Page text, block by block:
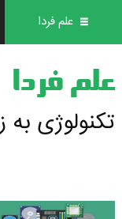
علم فردا
علم فردا
تکنولوژی به